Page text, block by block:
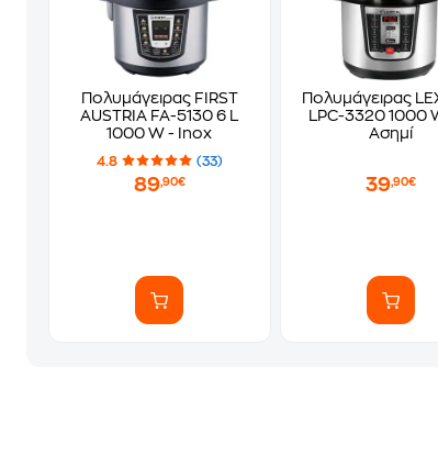
Πολυμάγειρας FIRST
AUSTRIA FA-5130 6 L
1000 W - Inox
4.8 (33)
89,90€
Πολυμάγειρας
LPC-3320 1000
Ασημί
39,90€